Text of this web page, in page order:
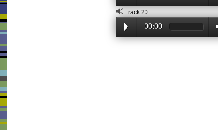
Track 20
00:00